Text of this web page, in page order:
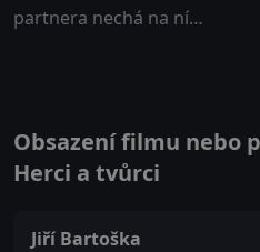
partnera nechá na ní…
Obsazení filmu nebo
Herci a tvůrci
Jiří Bartoška